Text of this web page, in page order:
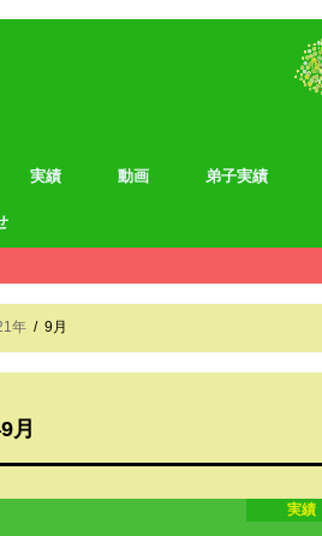
実績 動画 弟子実績
年 9月
月
実績